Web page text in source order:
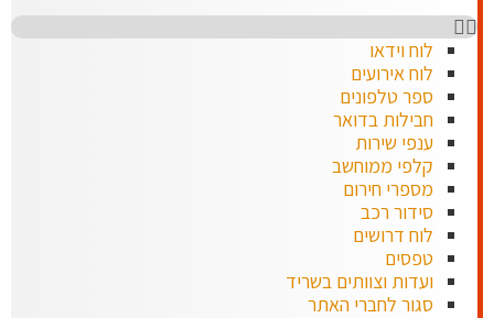
לוח וידאו
לוח אירועים
ספר טלפונים
חבילות בדואר
ענפי שירות
קלפי ממוחשב
מספרי חירום
סידור רכב
לוח דרושים
טפסים
ועדות וצוותים בשריד
סגור לחברי האתר